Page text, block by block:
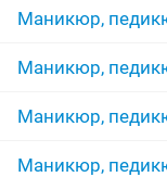
курсы
маникюр
мастер маникюра
обучение маникюр
Маникюр,
Маникюр,
Маникюр,
Маникюр,